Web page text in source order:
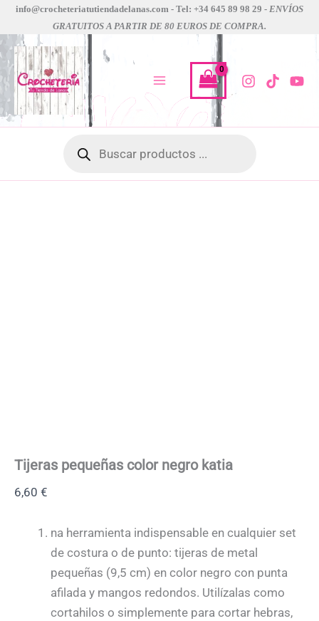
contenido
info@crocheteriatutiendadelanas.com - Tel: +34 645 89 98 29 - ENVÍOS
GRATUITOS A PARTIR DE 80 EUROS DE COMPRA.
productos
Tijeras pequeñas color negro katia
6,60 €
na herramienta indispensable en cualquier set
de costura o de punto: tijeras de metal
pequeñas (9,5 cm) en color negro con punta
afilada y mangos redondos. Utilízalas como
cortahilos o simplemente para cortar hebras,
Tijeras
pequeñas
color
negro
katia
cantidad